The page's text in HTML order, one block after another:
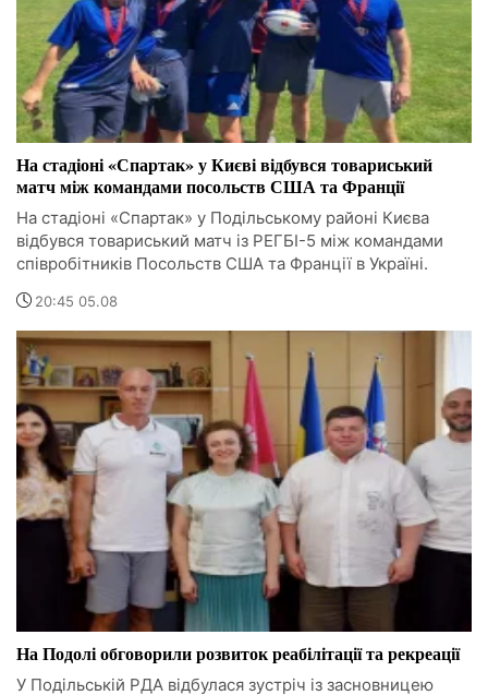
На стадіоні «Спартак» у Києві відбувся товариський
матч між командами посольств США та Франції
На стадіоні «Спартак» у Подільському районі Києва
відбувся товариський матч із РЕГБІ-5 між командами
співробітників Посольств США та Франції в Україні.
20:45 05.08
На Подолі обговорили розвиток реабілітації та рекреації
У Подільській РДА відбулася зустріч із засновницею